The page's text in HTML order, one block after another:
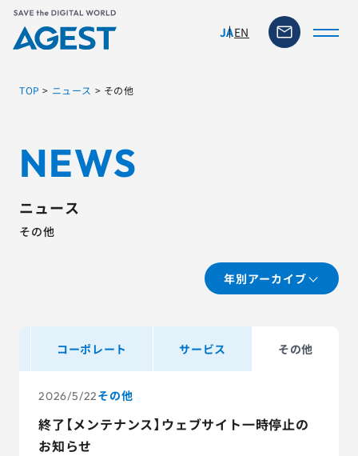
JAEN
脆弱性リスク管理ツール
AGESTの強み
セミナー・イベント
事例紹介
TOP > ニュース > その他
NEWS
ニュース
その他
年別アーカイブ
コーポレート サービス その他
2026/5/22その他
終了【メンテナンス】ウェブサイト一時停止の
お知らせ